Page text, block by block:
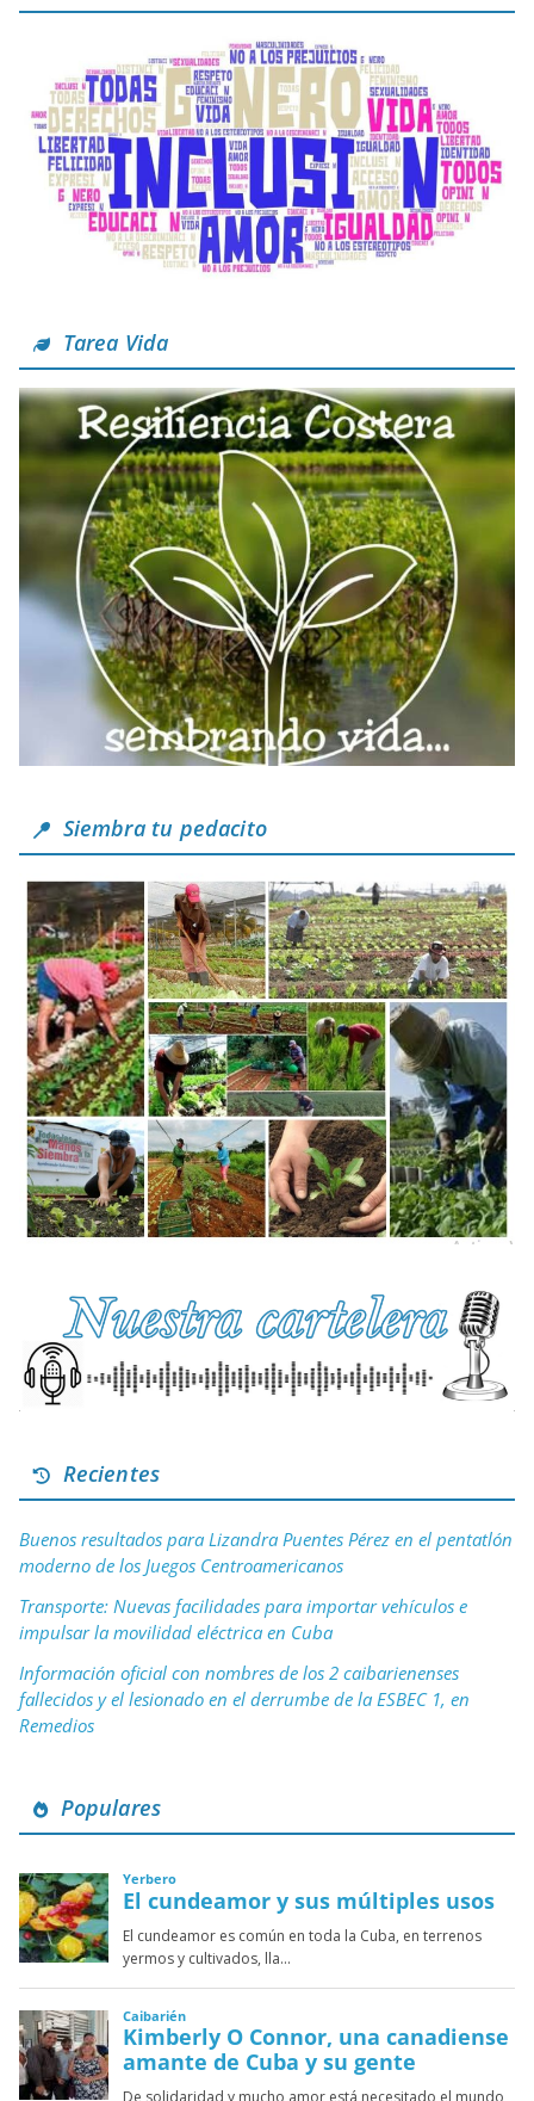
Tarea Vida
Siembra tu pedacito
Recientes
Buenos resultados para Lizandra Puentes Pérez en el pentatlón
moderno de los Juegos Centroamericanos
Transporte: Nuevas facilidades para importar vehículos e
impulsar la movilidad eléctrica en Cuba
Información oficial con nombres de los 2 caibarienenses
fallecidos y el lesionado en el derrumbe de la ESBEC 1, en
Remedios
Populares